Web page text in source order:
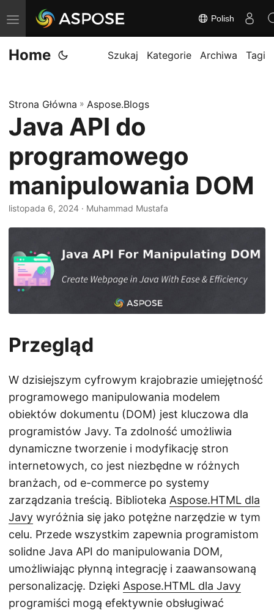
P
r
z
ą
n
w
i
g
c
Polish
Home Szukaj Kategorie Archiwa Tagi
Strona Główna » Aspose.Blogs
Java API do
programowego
manipulowania DOM
listopada 6, 2024 · Muhammad Mustafa
Przegląd
W dzisiejszym cyfrowym krajobrazie umiejętność
programowego manipulowania modelem
obiektów dokumentu (DOM) jest kluczowa dla
programistów Javy. Ta zdolność umożliwia
dynamiczne tworzenie i modyfikację stron
internetowych, co jest niezbędne w różnych
branżach, od e-commerce po systemy
zarządzania treścią. Biblioteka Aspose.HTML dla
Javy wyróżnia się jako potężne narzędzie w tym
celu. Przede wszystkim zapewnia programistom
solidne Java API do manipulowania DOM,
umożliwiając płynną integrację i zaawansowaną
personalizację. Dzięki Aspose.HTML dla Javy
programiści mogą efektywnie obsługiwać